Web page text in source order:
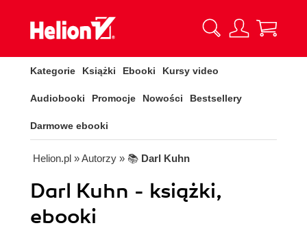
Kategorie Książki Ebooki Kursy video
Audiobooki Promocje Nowości Bestsellery
Darmowe ebooki
Helion.pl » Autorzy » 📚 Darl Kuhn
Darl Kuhn - książki,
ebooki